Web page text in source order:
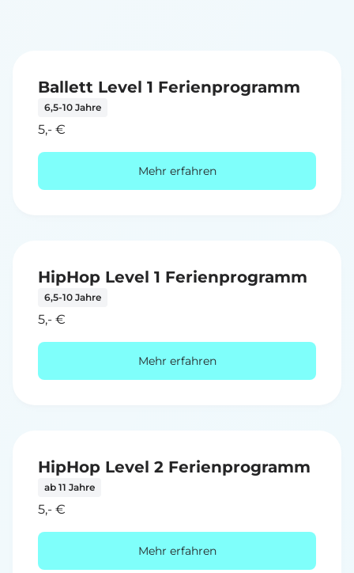
Ballett Level 1 Ferienprogramm
6,5-10 Jahre
5,- €
Mehr erfahren
HipHop Level 1 Ferienprogramm
6,5-10 Jahre
5,- €
Mehr erfahren
HipHop Level 2 Ferienprogramm
ab 11 Jahre
5,- €
Mehr erfahren